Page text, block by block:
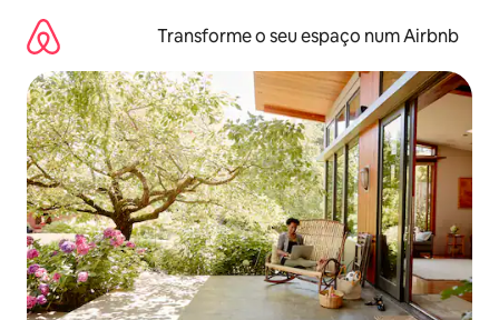
para
conteúdo
Transforme o seu espaço num Airbnb